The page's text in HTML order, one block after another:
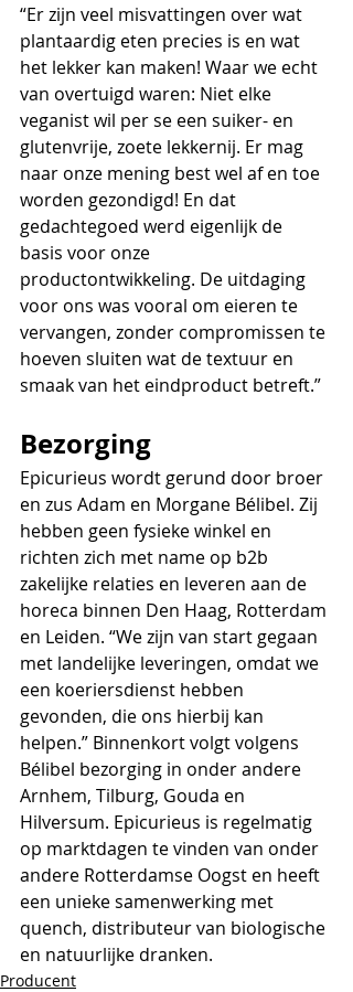
“Er zijn veel misvattingen over wat
plantaardig eten precies is en wat
het lekker kan maken! Waar we echt
van overtuigd waren: Niet elke
veganist wil per se een suiker- en
glutenvrije, zoete lekkernij. Er mag
naar onze mening best wel af en toe
worden gezondigd! En dat
gedachtegoed werd eigenlijk de
basis voor onze
productontwikkeling. De uitdaging
voor ons was vooral om eieren te
vervangen, zonder compromissen te
hoeven sluiten wat de textuur en
smaak van het eindproduct betreft.”
Bezorging
Epicurieus wordt gerund door broer
en zus Adam en Morgane Bélibel. Zij
hebben geen fysieke winkel en
richten zich met name op b2b
zakelijke relaties en leveren aan de
horeca binnen Den Haag, Rotterdam
en Leiden. “We zijn van start gegaan
met landelijke leveringen, omdat we
een koeriersdienst hebben
gevonden, die ons hierbij kan
helpen.” Binnenkort volgt volgens
Bélibel bezorging in onder andere
Arnhem, Tilburg, Gouda en
Hilversum. Epicurieus is regelmatig
op marktdagen te vinden van onder
andere Rotterdamse Oogst en heeft
een unieke samenwerking met
quench, distributeur van biologische
en natuurlijke dranken.
Producent